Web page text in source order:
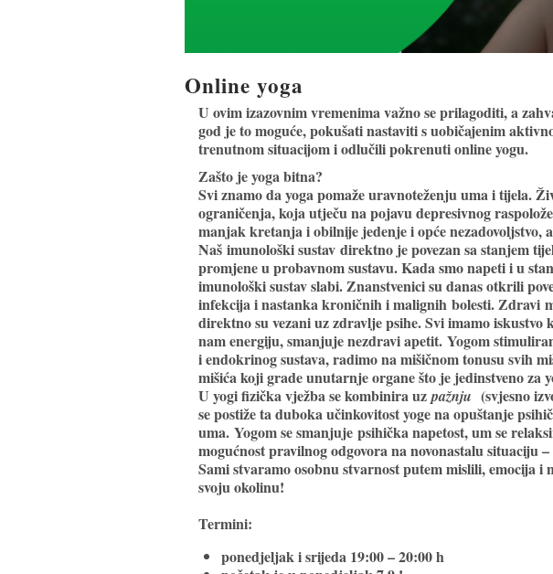
Online yoga
U ovim izazovnim vremenima važno se prilagoditi, a
god je to moguće, pokušati nastaviti s uobičajenim
trenutnom situacijom i odlučili pokrenuti online yogu.
Zašto je yoga bitna?
Svi znamo da yoga pomaže uravnoteženju uma i tijela.
ograničenja, koja utječu na pojavu depresivnog
manjak kretanja i obilnije jedenje i opće nezadovoljstvo,
Naš imunološki sustav direktno je povezan sa stanjem
promjene u probavnom sustavu. Kada smo napeti i u
imunološki sustav slabi. Znanstvenici su danas otkrili
infekcija i nastanka kroničnih i malignih bolesti. Zdravi
direktno su vezani uz zdravlje psihe. Svi imamo
nam energiju, smanjuje nezdravi apetit. Yogom
i endokrinog sustava, radimo na mišičnom tonusu svih
mišića koji grade unutarnje organe što je jedinstveno za
U yogi fizička vježba se kombinira uz pažnju (svjesno
se postiže ta duboka učinkovitost yoge na opuštanje
uma. Yogom se smanjuje psihička napetost, um se
mogućnost pravilnog odgovora na novonastalu situaciju
Sami stvaramo osobnu stvarnost putem mislili, emocija
svoju okolinu!
Termini:
ponedjeljak i srijeda 19:00 – 20:00 h